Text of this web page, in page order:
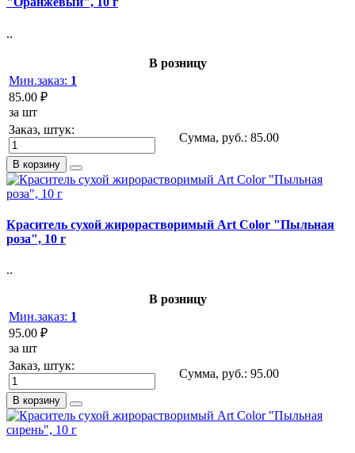
..
В розницу
Мин.заказ: 1
85.00 ₽
за шт
Заказ, штук:
Сумма, руб.: 85.00
В корзину
Краситель сухой жирорастворимый Art Color "Пыльная
роза", 10 г
..
В розницу
Мин.заказ: 1
95.00 ₽
за шт
Заказ, штук:
Сумма, руб.: 95.00
В корзину